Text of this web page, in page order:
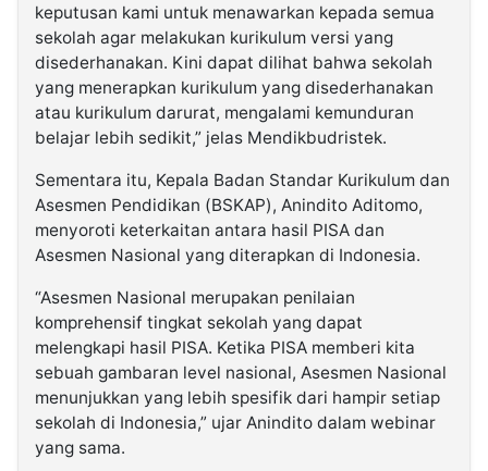
keputusan kami untuk menawarkan kepada semua
sekolah agar melakukan kurikulum versi yang
disederhanakan. Kini dapat dilihat bahwa sekolah
yang menerapkan kurikulum yang disederhanakan
atau kurikulum darurat, mengalami kemunduran
belajar lebih sedikit,” jelas Mendikbudristek.
Sementara itu, Kepala Badan Standar Kurikulum dan
Asesmen Pendidikan (BSKAP), Anindito Aditomo,
menyoroti keterkaitan antara hasil PISA dan
Asesmen Nasional yang diterapkan di Indonesia.
“Asesmen Nasional merupakan penilaian
komprehensif tingkat sekolah yang dapat
melengkapi hasil PISA. Ketika PISA memberi kita
sebuah gambaran level nasional, Asesmen Nasional
menunjukkan yang lebih spesifik dari hampir setiap
sekolah di Indonesia,” ujar Anindito dalam webinar
yang sama.